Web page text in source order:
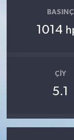
BASINÇ
1014
ÇIY
5.1